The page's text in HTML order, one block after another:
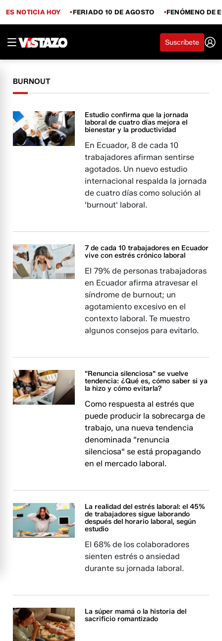
ES NOTICIA HOY FERIADO 10 DE AGOSTO FENÓMENO DE
Suscríbete
BURNOUT
Estudio confirma que la jornada
laboral de cuatro días mejora el
bienestar y la productividad
En Ecuador, 8 de cada 10
trabajadores afirman sentirse
agotados. Un nuevo estudio
internacional respalda la jornada
de cuatro días como solución al
'burnout' laboral.
7 de cada 10 trabajadores en Ecuador
vive con estrés crónico laboral
El 79% de personas trabajadoras
en Ecuador afirma atravesar el
síndrome de burnout; un
agotamiento excesivo en el
contexto laboral. Te muestro
algunos consejos para evitarlo.
"Renuncia silenciosa" se vuelve
tendencia: ¿Qué es, cómo saber si ya
la hizo y cómo evitarla?
Como respuesta al estrés que
puede producir la sobrecarga de
trabajo, una nueva tendencia
denominada "renuncia
silenciosa" se está propagando
en el mercado laboral.
La realidad del estrés laboral: el 45%
de trabajadores sigue laborando
después del horario laboral, según
estudio
El 68% de los colaboradores
sienten estrés o ansiedad
durante su jornada laboral.
La súper mamá o la historia del
sacrificio romantizado